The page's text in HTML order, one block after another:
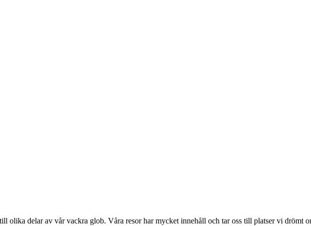
olika delar av vår vackra glob. Våra resor har mycket innehåll och tar oss till platser vi drömt